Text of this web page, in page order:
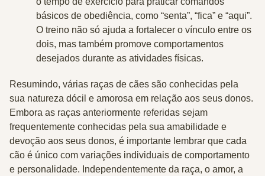
básicos de obediência, como “senta”, “fica” e “aqui”.
O treino não só ajuda a fortalecer o vínculo entre os
dois, mas também promove comportamentos
desejados durante as atividades físicas.
Resumindo, várias raças de cães são conhecidas pela
sua natureza dócil e amorosa em relação aos seus donos.
Embora as raças anteriormente referidas sejam
frequentemente conhecidas pela sua amabilidade e
devoção aos seus donos, é importante lembrar que cada
cão é único com variações individuais de comportamento
e personalidade. Independentemente da raça, o amor, a